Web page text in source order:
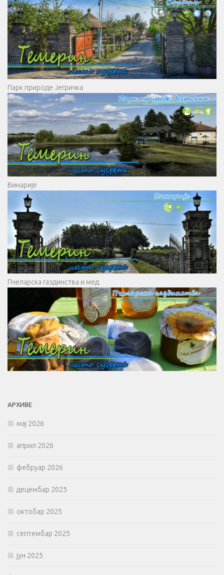
Парк природе Јегричка
Винарије
Пчеларска газдинства и мед
АРХИВЕ
мај 2026
април 2026
фебруар 2026
децембар 2025
октобар 2025
септембар 2025
јун 2025